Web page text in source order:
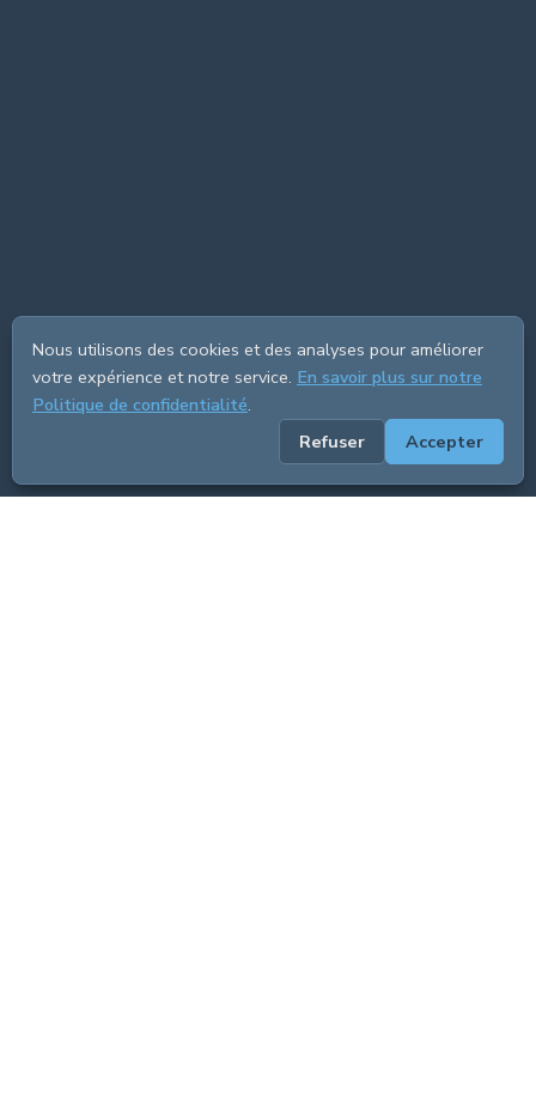
Nous utilisons des cookies et des analyses pour améliorer
votre expérience et notre service. En savoir plus sur notre
Politique de confidentialité.
Refuser
Accepter